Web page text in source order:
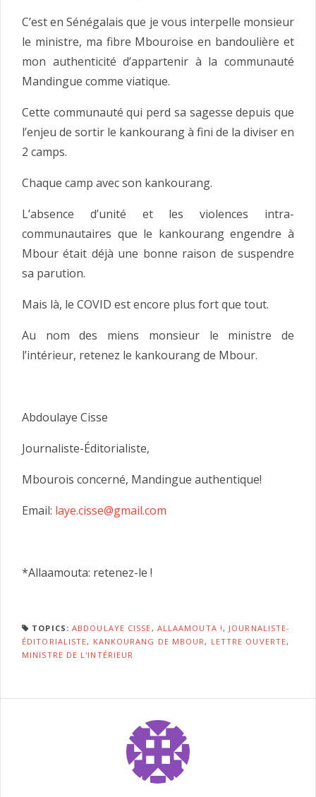
C’est en Sénégalais que je vous interpelle monsieur
le ministre, ma fibre Mbouroise en bandoulière et
mon authenticité d’appartenir à la communauté
Mandingue comme viatique.
Cette communauté qui perd sa sagesse depuis que
l’enjeu de sortir le kankourang à fini de la diviser en
2 camps.
Chaque camp avec son kankourang.
L’absence d’unité et les violences intra-
communautaires que le kankourang engendre à
Mbour était déjà une bonne raison de suspendre
sa parution.
Mais là, le COVID est encore plus fort que tout.
Au nom des miens monsieur le ministre de
l’intérieur, retenez le kankourang de Mbour.
Abdoulaye Cisse
Journaliste-Éditorialiste,
Mbourois concerné, Mandingue authentique!
Email: laye.cisse@gmail.com
*Allaamouta: retenez-le !
TOPICS: ABDOULAYE CISSE, ALLAAMOUTA !, JOURNALISTE-
ÉDITORIALISTE, KANKOURANG DE MBOUR, LETTRE OUVERTE,
MINISTRE DE L'INTÉRIEUR